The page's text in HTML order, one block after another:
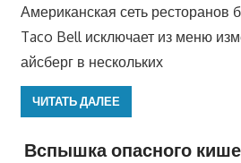
Американская сеть ресторанов
Taco Bell исключает из меню
айсберг в нескольких
ЧИТАТЬ ДАЛЕЕ
Вспышка опасного